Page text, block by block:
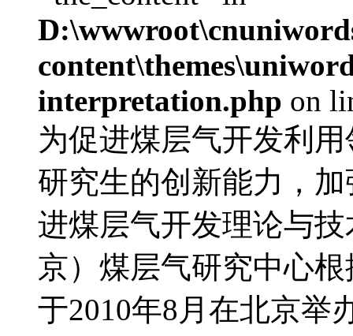
interpretation.php on
为促进煤层气开发利
研究生的创新能力，
进煤层气开发理论与
京）煤层气研究中心
于2010年8月在北京举